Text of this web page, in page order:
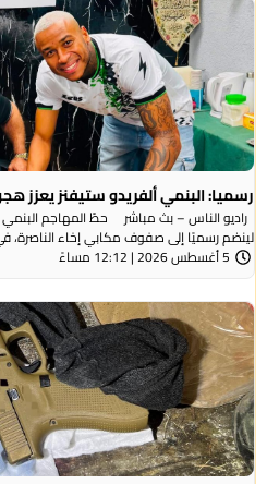
رسميا: البنمي ألفريدو ستيفنز يعزز
راديو الناس – بث مباشر حطّ المهاجم البنمي
لينضم رسميًا إلى صفوف مكابي إخاء الناصرة،
5 أغسطس 2026 | 12:12 مساءً